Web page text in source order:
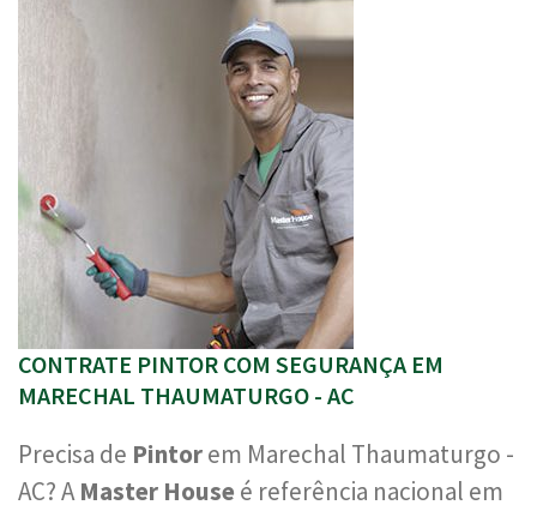
CONTRATE PINTOR COM SEGURANÇA EM
MARECHAL THAUMATURGO - AC
Precisa de Pintorem Marechal Thaumaturgo -
AC? AMaster House é referência nacional em